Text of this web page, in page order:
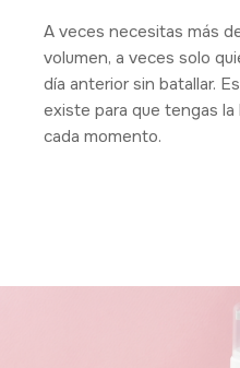
A veces necesitas más
volumen, a veces solo
día anterior sin batallar.
existe para que tengas
cada momento.